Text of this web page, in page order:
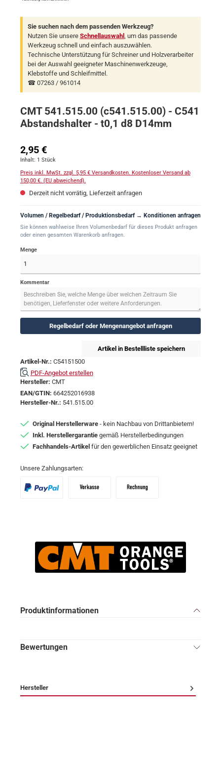
Sie suchen nach dem passenden Werkzeug?
Nutzen Sie unsere Schnellauswahl , um das passende
Werkzeug schnell und einfach auszuwählen.
Technische Unterstützung für Schreiner und Holzverarbeiter
bei der Auswahl geeigneter Maschinenwerkzeuge,
Klebstoffe und Schleifmittel.
☎ 07263 / 961014
CMT 541.515.00 (c541.515.00) - C541
Abstandshalter - t0,1 d8 D14mm
Regulärer Preis:
2,95 €
Inhalt: 1 Stück
Preis inkl. MwSt. zzgl. 5,95 € Versandkosten. Kostenloser Versand ab
150,00 €. (EU abweichend).
Derzeit nicht vorrätig, Lieferzeit anfragen
Volumen / Regelbedarf / Produktionsbedarf → Konditionen anfragen
Sie können wahlweise Ihren Volumenbedarf für dieses Produkt anfragen
oder einen gesamten Warenkorb anfragen.
Menge
Kommentar
Regelbedarf oder Mengenangebot anfragen
Artikel in Bestellliste speichern
Artikel-Nr.: C54151500
PDF-Angebot erstellen
Hersteller: CMT
EAN/GTIN: 664252016938
Hersteller-Nr.: 541.515.00
Original Herstellerware - kein Nachbau von Drittanbietern!
Inkl. Herstellergarantie gemäß Herstellerbedingungen
Fachhandels-Artikel für den gewerblichen Einsatz geeignet
Unsere Zahlungsarten:
Produktinformationen
Bewertungen
Hersteller